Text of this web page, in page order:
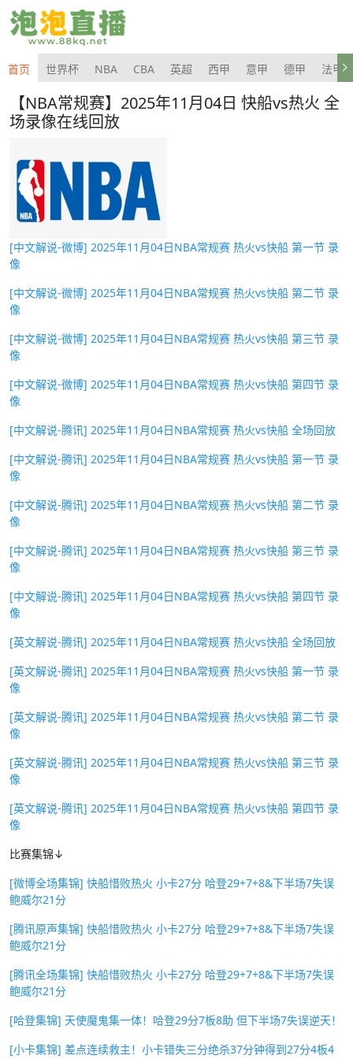
首页 世界杯 NBA CBA 英超 西甲 意甲 德甲 法甲
【NBA常规赛】2025年11月04日 快船vs热火 全
场录像在线回放
[中文解说-微博] 2025年11月04日NBA常规赛 热火vs快船 第一节 录
像
[中文解说-微博] 2025年11月04日NBA常规赛 热火vs快船 第二节 录
像
[中文解说-微博] 2025年11月04日NBA常规赛 热火vs快船 第三节 录
像
[中文解说-微博] 2025年11月04日NBA常规赛 热火vs快船 第四节 录
像
[中文解说-腾讯] 2025年11月04日NBA常规赛 热火vs快船 全场回放
[中文解说-腾讯] 2025年11月04日NBA常规赛 热火vs快船 第一节 录
像
[中文解说-腾讯] 2025年11月04日NBA常规赛 热火vs快船 第二节 录
像
[中文解说-腾讯] 2025年11月04日NBA常规赛 热火vs快船 第三节 录
像
[中文解说-腾讯] 2025年11月04日NBA常规赛 热火vs快船 第四节 录
像
[英文解说-腾讯] 2025年11月04日NBA常规赛 热火vs快船 全场回放
[英文解说-腾讯] 2025年11月04日NBA常规赛 热火vs快船 第一节 录
像
[英文解说-腾讯] 2025年11月04日NBA常规赛 热火vs快船 第二节 录
像
[英文解说-腾讯] 2025年11月04日NBA常规赛 热火vs快船 第三节 录
像
[英文解说-腾讯] 2025年11月04日NBA常规赛 热火vs快船 第四节 录
像
比赛集锦↓
[微博全场集锦] 快船惜败热火 小卡27分 哈登29+7+8&下半场7失误
鲍威尔21分
[腾讯原声集锦] 快船惜败热火 小卡27分 哈登29+7+8&下半场7失误
鲍威尔21分
[腾讯全场集锦] 快船惜败热火 小卡27分 哈登29+7+8&下半场7失误
鲍威尔21分
[哈登集锦] 天使魔鬼集一体！哈登29分7板8助 但下半场7失误逆天！
[小卡集锦] 差点连续救主！小卡错失三分绝杀37分钟得到27分4板4